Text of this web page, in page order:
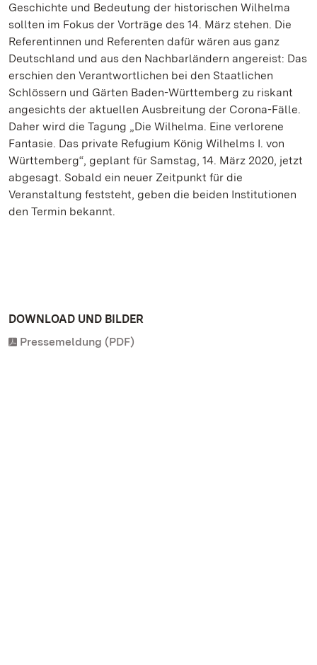
Geschichte und Bedeutung der historischen Wilhelma
sollten im Fokus der Vorträge des 14. März stehen. Die
Referentinnen und Referenten dafür wären aus ganz
Deutschland und aus den Nachbarländern angereist: Das
erschien den Verantwortlichen bei den Staatlichen
Schlössern und Gärten Baden-Württemberg zu riskant
angesichts der aktuellen Ausbreitung der Corona-Fälle.
Daher wird die Tagung „Die Wilhelma. Eine verlorene
Fantasie. Das private Refugium König Wilhelms I. von
Württemberg“, geplant für Samstag, 14. März 2020, jetzt
abgesagt. Sobald ein neuer Zeitpunkt für die
Veranstaltung feststeht, geben die beiden Institutionen
den Termin bekannt.
DOWNLOAD UND BILDER
Pressemeldung (PDF)